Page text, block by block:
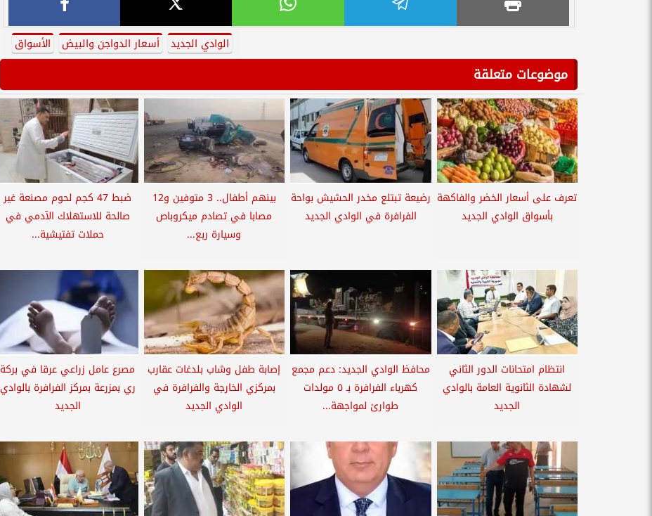
الوادي الجديد أسعار الدواجن والبيض الأسواق
موضوعات متعلقة
تعرف على أسعار الخضر والفاكهة
بأسواق الوادي الجديد
رضيعة تبتلع مخدر الحشيش بواحة
الفرافرة في الوادي الجديد
بينهم أطفال.. 3 متوفين و12
مصابا في تصادم ميكروباص
وسيارة ربع...
ضبط 47 كجم لحوم مصنعة غير
صالحة للاستهلاك الآدمي في
حملات تفتيشية...
انتظام امتحانات الدور الثاني
لشهادة الثانوية العامة بالوادي
الجديد
محافظ الوادي الجديد: دعم مجمع
كهرباء الفرافرة بـ ٥ مولدات
طوارئ لمواجهة...
إصابة طفل وشاب بلدغات عقارب
بمركزي الخارجة والفرافرة في
الوادي الجديد
مصرع عامل زراعي عرقا في بركة
ري بمزرعة بمركز الفرافرة بالوادي
الجديد